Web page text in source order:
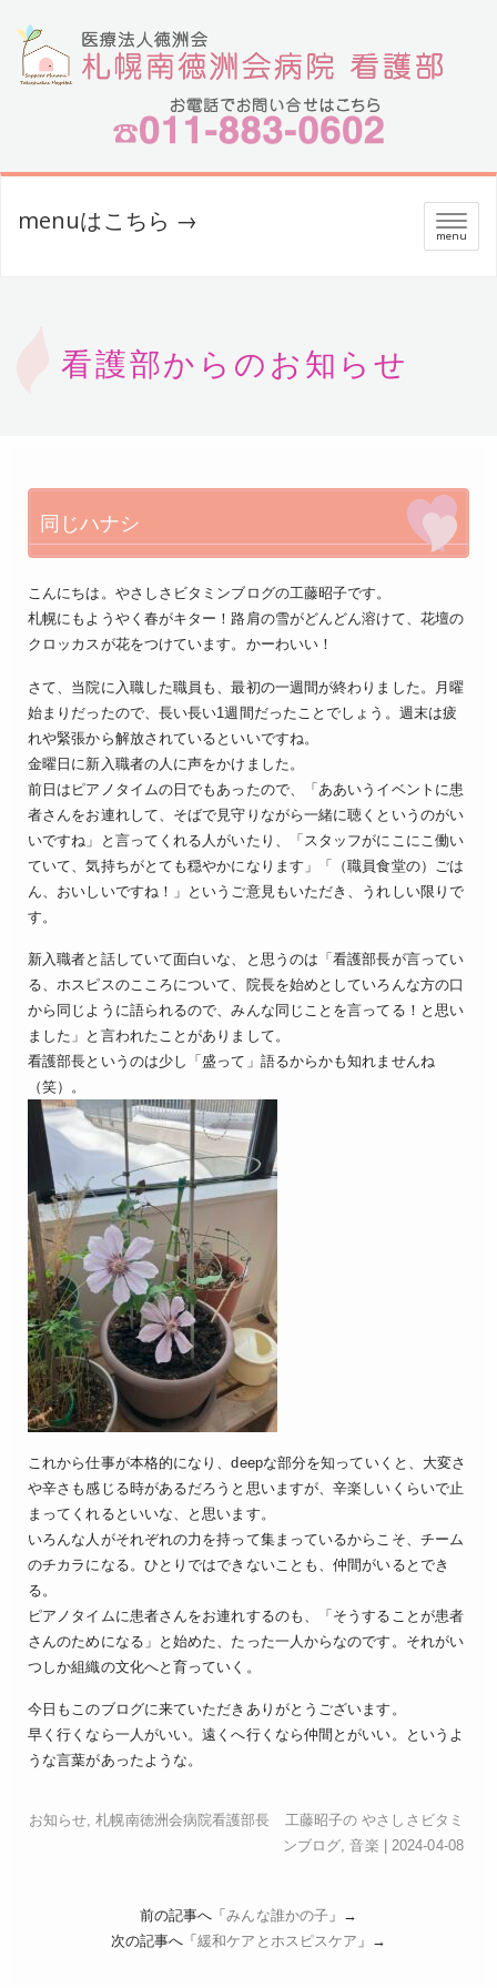
メ
ニ
menu
menuはこちら →
看護部からのお知らせ
同じハナシ
こんにちは。やさしさビタミンブログの工藤昭子です。
札幌にもようやく春がキター！路肩の雪がどんどん溶けて、花壇の
クロッカスが花をつけています。かーわいい！
さて、当院に入職した職員も、最初の一週間が終わりました。月曜
始まりだったので、長い長い1週間だったことでしょう。週末は疲
れや緊張から解放されているといいですね。
金曜日に新入職者の人に声をかけました。
前日はピアノタイムの日でもあったので、「ああいうイベントに患
者さんをお連れして、そばで見守りながら一緒に聴くというのがい
いですね」と言ってくれる人がいたり、「スタッフがにこにこ働い
ていて、気持ちがとても穏やかになります」「（職員食堂の）ごは
ん、おいしいですね！」というご意見もいただき、うれしい限りで
す。
新入職者と話していて面白いな、と思うのは「看護部長が言ってい
る、ホスピスのこころについて、院長を始めとしていろんな方の口
から同じように語られるので、みんな同じことを言ってる！と思い
ました」と言われたことがありまして。
看護部長というのは少し「盛って」語るからかも知れませんね
（笑）。
これから仕事が本格的になり、deepな部分を知っていくと、大変さ
や辛さも感じる時があるだろうと思いますが、辛楽しいくらいで止
まってくれるといいな、と思います。
いろんな人がそれぞれの力を持って集まっているからこそ、チーム
のチカラになる。ひとりではできないことも、仲間がいるとでき
る。
ピアノタイムに患者さんをお連れするのも、「そうすることが患者
さんのためになる」と始めた、たった一人からなのです。それがい
つしか組織の文化へと育っていく。
今日もこのブログに来ていただきありがとうございます。
早く行くなら一人がいい。遠くへ行くなら仲間とがいい。というよ
うな言葉があったような。
お知らせ ,札幌南徳洲会病院看護部長 工藤昭子の やさしさビタミ
ンブログ ,音楽 | 2024-04-08
前の記事へ「みんな誰かの子 」→
次の記事へ「緩和ケアとホスピスケア 」→